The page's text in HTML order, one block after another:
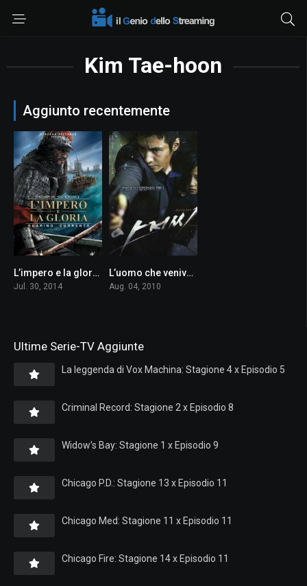
Kim Tae-hoon
Aggiunto recentemente
7.2L’impero e la gloria – Roaring Currents
Jul. 30, 2014
7.8
L’uomo che veniva dal nulla
Aug. 04, 2010
Ultime Serie-TV Aggiunte
La leggenda di Vox Machina: Stagione 4 x Episodio 5
Criminal Record: Stagione 2 x Episodio 8
Widow’s Bay: Stagione 1 x Episodio 9
Chicago P.D.: Stagione 13 x Episodio 11
Chicago Med: Stagione 11 x Episodio 11
Chicago Fire: Stagione 14 x Episodio 11